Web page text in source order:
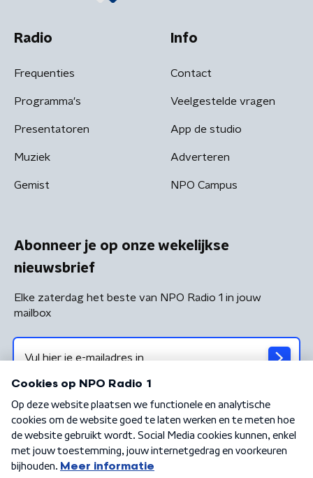
Radio
Frequenties
Programma's
Presentatoren
Muziek
Gemist
Info
Contact
Veelgestelde vragen
App de studio
Adverteren
NPO Campus
Abonneer je op onze wekelijkse
nieuwsbrief
Elke zaterdag het beste van NPO Radio 1 in jouw
mailbox
Algemene voorwaarden Privacybeleid